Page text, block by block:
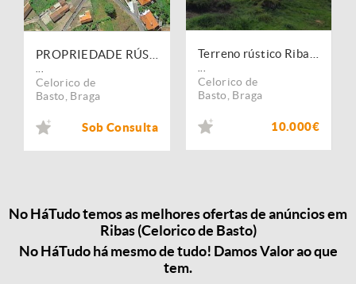
Celorico de
Basto Braga
Sob Consulta
Celorico de
Basto Braga
10.000€
No HáTudo temos as melhores ofertas de anúncios em
Ribas (Celorico de Basto)
No HáTudo há mesmo de tudo! Damos Valor ao que
tem.